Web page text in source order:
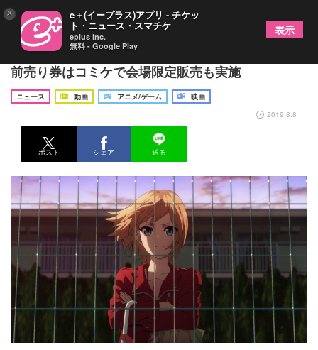
劇場版『SHIROBAKO』特報映像＆場面写真公開！
前売り券はコミケで会場限定販売も実施
ニュース 動画 アニメ/ゲーム
映画
2019.8.8
ポスト シェア 送る
× e＋(イープラス)アプリ - チケッ
ト・ニュース・スマチケ
eplus inc.
無料 - Google Play
表示